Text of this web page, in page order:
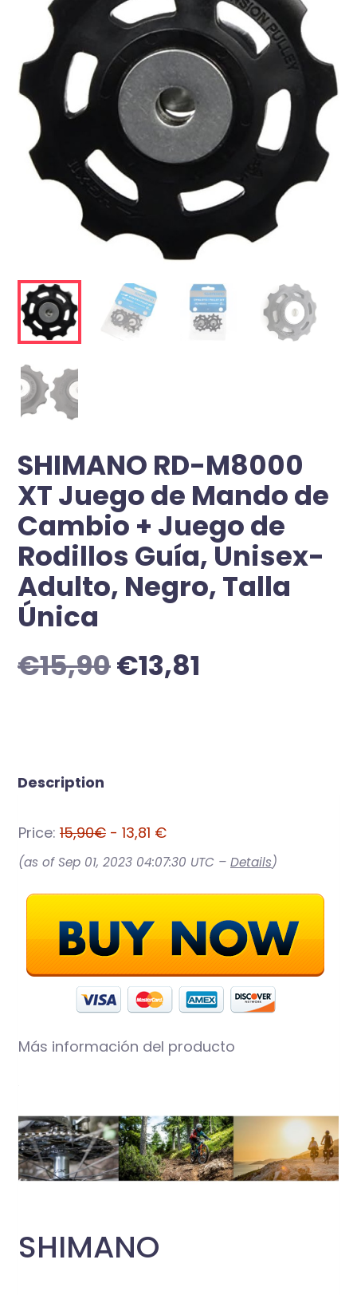
SHIMANO RD-M8000
XT Juego de Mando de
Cambio + Juego de
Rodillos Guía, Unisex-
Adulto, Negro, Talla
Única
€15,90€13,81
Description
Price: 15,90€ - 13,81 €
(as of Sep 01, 2023 04:07:30 UTC – Details)
Más información del producto
SHIMANO